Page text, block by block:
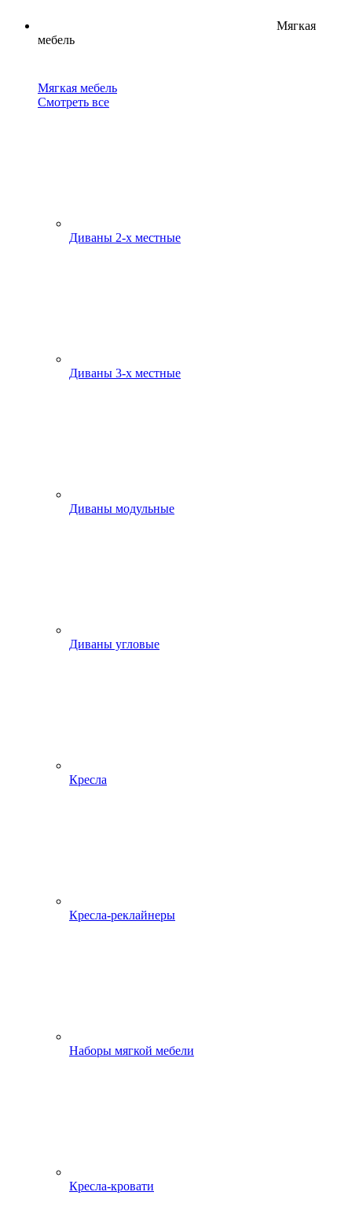
Мягкая
мебель
Мягкая мебель
Смотреть все
Диваны 2-х местные
Диваны 3-х местные
Диваны модульные
Диваны угловые
Кресла
Кресла-реклайнеры
Наборы мягкой мебели
Кресла-кровати